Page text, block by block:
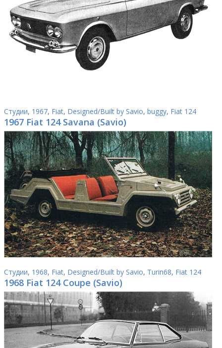
Студии, 1967, Fiat, Designed/Built by Savio, buggy, Fiat 124
1967 Fiat 124 Savana (Savio)
Студии, 1968, Fiat, Designed/Built by Savio, Turin68, Fiat 124
1968 Fiat 124 Coupe (Savio)